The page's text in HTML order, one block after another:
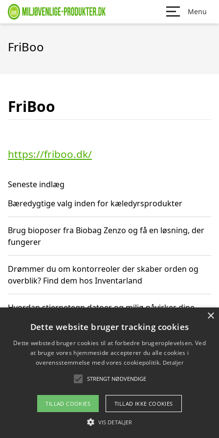
Menu
FriBoo
FriBoo
https://friboo.dk/
Seneste indlæg
Bæredygtige valg inden for kæledyrsprodukter
Brug bioposer fra Biobag Zenzo og få en løsning, der
fungerer
Drømmer du om kontorreoler der skaber orden og
overblik? Find dem hos Inventarland
Hvordan stjernetegn datoer og miljø påvirker dine
Bæredygtige gadgets til en grønnere hverdag
Om / kontakt
Blog Betingelser
×
Dette website bruger tracking cookies
Dette websted bruger cookies til at forbedre brugeroplevelsen. Ved
at bruge vores hjemmeside accepterer du alle cookies i
overensstemmelse med vores cookiepolitik. Detaljer
STRENGT NØDVENDIGE
TILLAD COOKIES TILLAD IKKE COOKIES
VIS DETALJER